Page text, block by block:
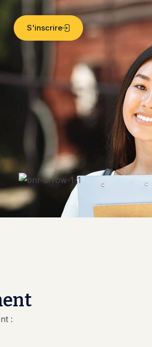
S'inscrire
: